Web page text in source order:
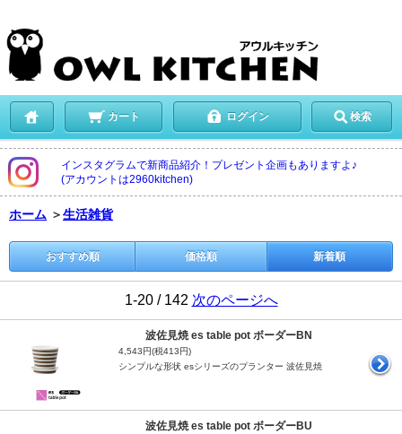
カート ログイン 検索
インスタグラムで新商品紹介！プレゼント企画もありますよ♪
(アカウントは2960kitchen)
ホーム ＞生活雑貨
おすすめ順 価格順 新着順
1-20 / 142 次のページへ
波佐見焼 es table pot ボーダーBN
4,543円(税413円)
シンプルな形状 esシリーズのプランター 波佐見焼
波佐見焼 es table pot ボーダーBU